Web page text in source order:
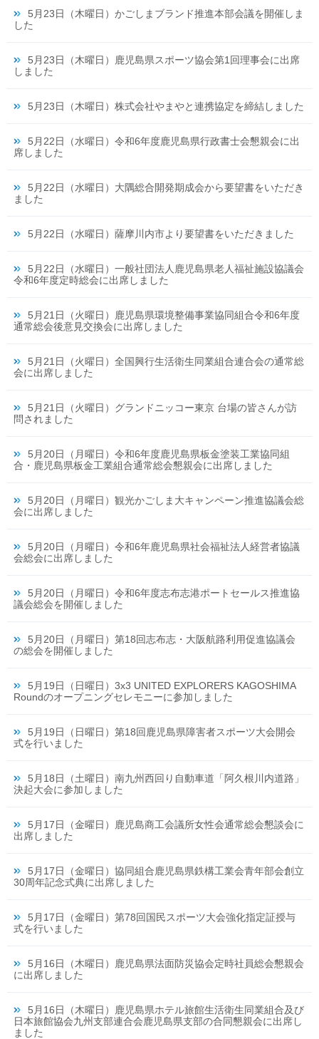
5月23日（木曜日）かごしまブランド推進本部会議を開催しま
した
5月23日（木曜日）鹿児島県スポーツ協会第1回理事会に出席
しました
5月23日（木曜日）株式会社やまやと連携協定を締結しました
5月22日（水曜日）令和6年度鹿児島県行政書士会懇親会に出
席しました
5月22日（水曜日）大隅総合開発期成会から要望書をいただき
ました
5月22日（水曜日）薩摩川内市より要望書をいただきました
5月22日（水曜日）一般社団法人鹿児島県老人福祉施設協議会
令和6年度定時総会に出席しました
5月21日（火曜日）鹿児島県環境整備事業協同組合令和6年度
通常総会後意見交換会に出席しました
5月21日（火曜日）全国興行生活衛生同業組合連合会の通常総
会に出席しました
5月21日（火曜日）グランドニッコー東京 台場の皆さんが訪
問されました
5月20日（月曜日）令和6年度鹿児島県板金塗装工業協同組
合・鹿児島県板金工業組合通常総会懇親会に出席しました
5月20日（月曜日）観光かごしま大キャンペーン推進協議会総
会に出席しました
5月20日（月曜日）令和6年鹿児島県社会福祉法人経営者協議
会総会に出席しました
5月20日（月曜日）令和6年度志布志港ポートセールス推進協
議会総会を開催しました
5月20日（月曜日）第18回志布志・大阪航路利用促進協議会
の総会を開催しました
5月19日（日曜日）3x3 UNITED EXPLORERS KAGOSHIMA
Roundのオープニングセレモニーに参加しました
5月19日（日曜日）第18回鹿児島県障害者スポーツ大会開会
式を行いました
5月18日（土曜日）南九州西回り自動車道「阿久根川内道路」
決起大会に参加しました
5月17日（金曜日）鹿児島商工会議所女性会通常総会懇談会に
出席しました
5月17日（金曜日）協同組合鹿児島県鉄構工業会青年部会創立
30周年記念式典に出席しました
5月17日（金曜日）第78回国民スポーツ大会強化指定証授与
式を行いました
5月16日（木曜日）鹿児島県法面防災協会定時社員総会懇親会
に出席しました
5月16日（木曜日）鹿児島県ホテル旅館生活衛生同業組合及び
日本旅館協会九州支部連合会鹿児島県支部の合同懇親会に出席し
ました